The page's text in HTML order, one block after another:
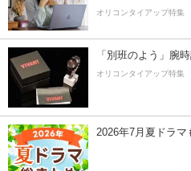
オリコンタイアップ特集
「別班のよう」腕
オリコンタイアップ特集
2026年7月夏ドラマ